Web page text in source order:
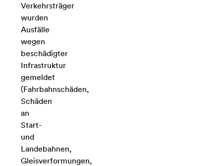
Verkehrsträger
wurden
Ausfälle
wegen
beschädigter
Infrastruktur
gemeldet
(Fahrbahnschäden,
Schäden
an
Start-
und
Landebahnen,
Gleisverformungen,